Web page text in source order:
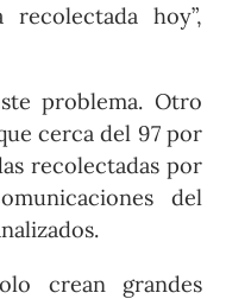
hoy”,
problema. Otro
cerca del 97 por
recolectadas por
del
crean grandes